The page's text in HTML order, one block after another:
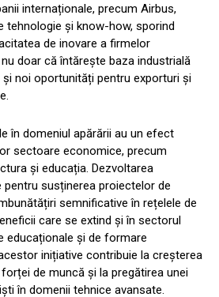
internaționale, precum Airbus,
tehnologie și know-how, sporind
de inovare a firmelor
doar că întărește baza industrială
și noi oportunități pentru exporturi și
în domeniul apărării au un efect
sectoare economice, precum
și educația. Dezvoltarea
susținerea proiectelor de
semnificative în rețelele de
care se extind și în sectorul
educaționale și de formare
inițiative contribuie la creșterea
de muncă și la pregătirea unei
în domenii tehnice avansate.